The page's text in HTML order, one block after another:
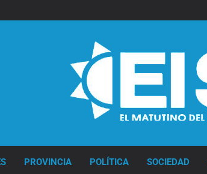
PROVINCIA POLÍTICA SOCIEDAD